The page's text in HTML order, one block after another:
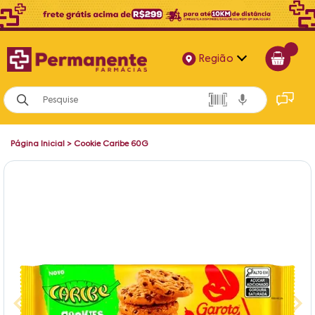
Região
Alagoas
Bahia
Página Inicial > Cookie Caribe 60G